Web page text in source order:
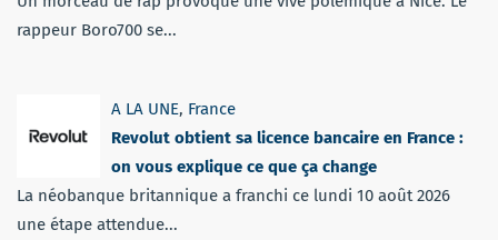
rappeur Boro700 se...
A LA UNE, France
Revolut obtient sa licence bancaire en France :
on vous explique ce que ça change
La néobanque britannique a franchi ce lundi 10 août 2026
une étape attendue...